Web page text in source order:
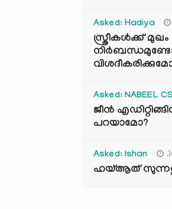
Asked: Hadiya
സ്ത്രീകൾക്ക്
Asked: NABEEL CS
ജീൻ
പറയാമോ?
Asked: Ishan
ഹയ്ആത്